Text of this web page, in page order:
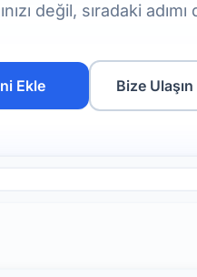
değil, sıradaki
Ekle Bize Ulaşın